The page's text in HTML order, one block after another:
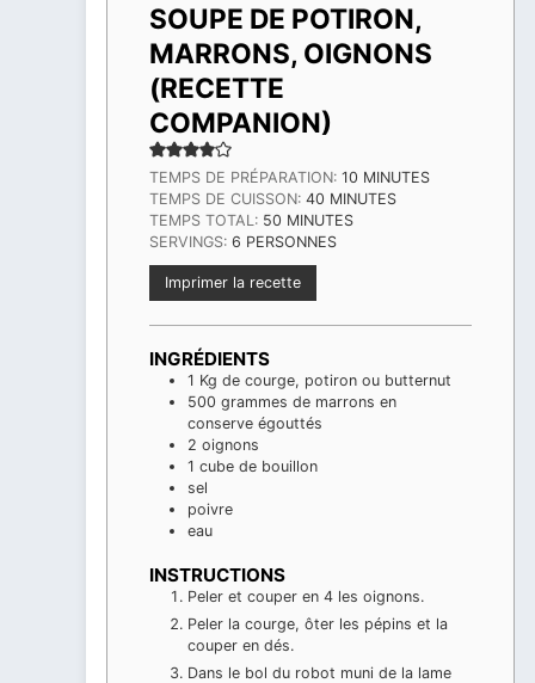
SOUPE DE POTIRON,
MARRONS, OIGNONS
(RECETTE
COMPANION)
TEMPS DE PRÉPARATION: 10 MINUTES
MINUTES
TEMPS DE CUISSON: 40 MINUTES
MINUTES
TEMPS TOTAL: 50 MINUTES
MINUTES
SERVINGS: 6 PERSONNES
Imprimer la recette
INGRÉDIENTS
1 Kg de courge, potiron ou butternut
500 grammes de marrons en
conserve égouttés
2 oignons
1 cube de bouillon
sel
poivre
eau
INSTRUCTIONS
Peler et couper en 4 les oignons.
Peler la courge, ôter les pépins et la
couper en dés.
Dans le bol du robot muni de la lame